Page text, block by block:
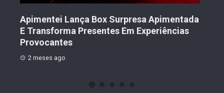
Apimentei Lança Box Surpresa Apimentada
E Transforma Presentes Em Experiências
Provocantes
2 meses ago